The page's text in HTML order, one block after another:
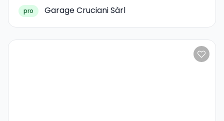
pro Garage Cruciani Sàrl